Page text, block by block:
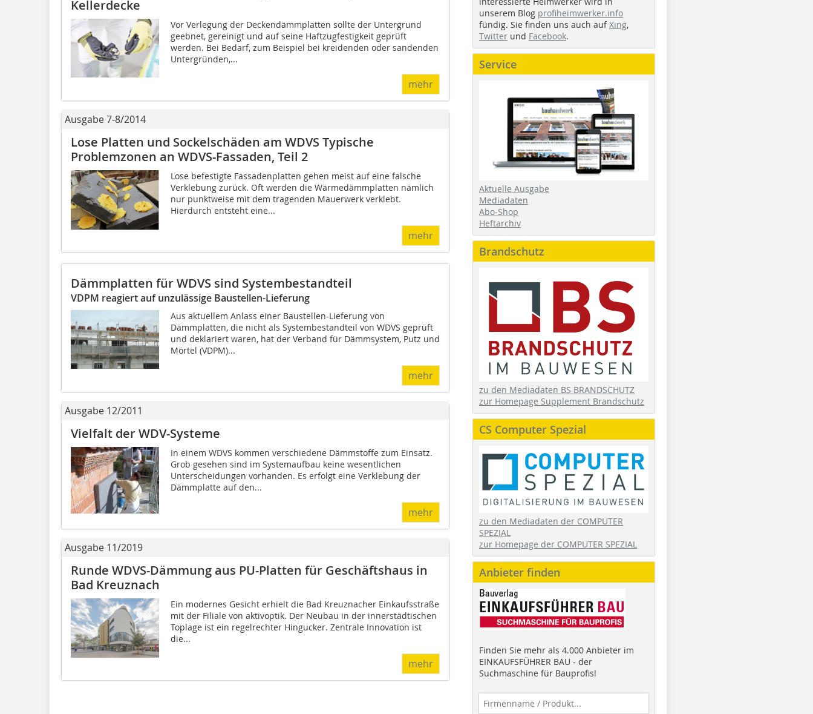
Kellerdecke
Vor Verlegung der Deckendämmplatten sollte der Untergrund
geebnet, gereinigt und auf seine Haftzugfestigkeit geprüft
werden. Bei Bedarf, zum Beispiel bei kreidenden oder sandenden
Untergründen,...
mehr
Ausgabe 7-8/2014
Lose Platten und Sockelschäden am WDVS Typische
Problemzonen an WDVS-Fassaden, Teil 2
Lose befestigte Fassadenplatten gehen meist auf eine falsche
Verklebung zurück. Oft werden die Wärmedämmplatten nämlich
nur punktweise mit dem tragenden Mauerwerk verklebt.
Hierdurch entsteht eine...
mehr
Dämmplatten für WDVS sind Systembestandteil
VDPM reagiert auf unzulässige Baustellen-Lieferung
Aus aktuellem Anlass einer Baustellen-Lieferung von
Dämmplatten, die nicht als Systembestandteil von WDVS geprüft
und deklariert waren, hat der Verband für Dämmsystem, Putz und
Mörtel (VDPM)...
mehr
Ausgabe 12/2011
Vielfalt der WDV-Systeme
In einem WDVS kommen verschiedene Dämmstoffe zum Einsatz.
Grob gesehen sind im Systemaufbau keine wesentlichen
Unterscheidungen vorhanden. Es erfolgt eine Verklebung der
Dämmplatte auf den...
mehr
Ausgabe 11/2019
Runde WDVS-Dämmung aus PU-Platten für Geschäftshaus in
Bad Kreuznach
Ein modernes Gesicht erhielt die Bad Kreuznacher Einkaufsstraße
mit der Filiale von aktivoptik. Der Neubau in der innerstädtischen
Toplage ist ein regelrechter Hingucker. Zentrale Innovation ist
die...
mehr
unserem Blog profiheimwerker.info
fündig. Sie finden uns auch aufXing,
Twitter und Facebook.
Service
Aktuelle Ausgabe
Mediadaten
Abo-Shop
Heftarchiv
Brandschutz
zu den Mediadaten BS BRANDSCHUTZ
zur Homepage Supplement Brandschutz
CS Computer Spezial
zu den Mediadaten der COMPUTER
SPEZIAL
zur Homepage der COMPUTER SPEZIAL
Anbieter finden
Finden Sie mehr als 4.000 Anbieter im
EINKAUFSFÜHRER BAU - der
Suchmaschine für Bauprofis!